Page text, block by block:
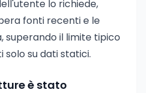
lo richiede,
fonti recenti e le
superando il limite tipico
su dati statici.
è stato